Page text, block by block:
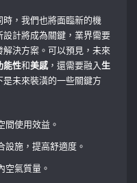
，我們也將面臨新的機
計將成為關鍵，業界需要
決方案。可以預見，未來
能性和美感，還需要融入生
是未來裝潢的一些關鍵方
間使用效益。
設施，提高舒適度。
空氣質量。